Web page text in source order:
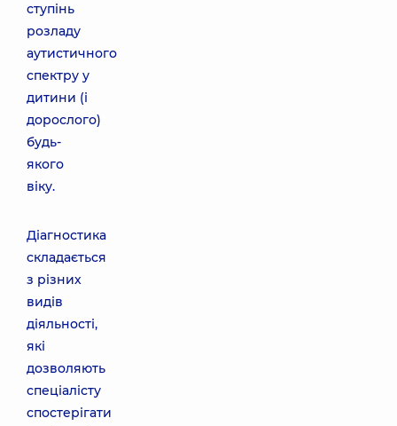
ступінь
розладу
аутистичного
спектру у
дитини (і
дорослого)
будь-
якого
віку.
Діагностика
складається
з різних
видів
діяльності,
які
дозволяють
спеціалісту
спостерігати